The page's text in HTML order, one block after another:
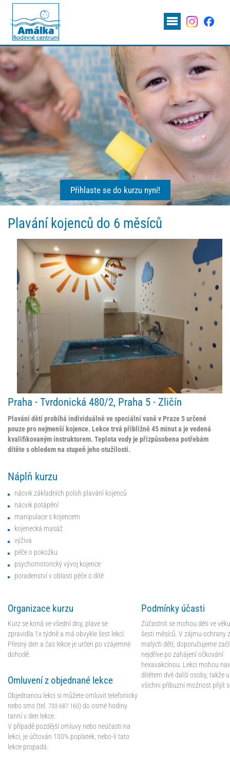
Přihlaste se do kurzu nyní!
Plavání kojenců do 6 měsíců
Praha - Tvrdonická 480/2, Praha 5 - Zličín
Plavání dětí probíhá individuálně ve speciální vaně v Praze 5 určené
pouze pro nejmenší kojence. Lekce trvá přibližně 45 minut a je vedená
kvalifikovaným instruktorem. Teplota vody je přizpůsobena potřebám
dítěte s ohledem na stupeň jeho otužilosti.
Náplň kurzu
nácvik základních poloh plavání kojenců
nácvik potápění
manipulace s kojencem
kojenecká masáž
výživa
péče o pokožku
psychomotorický vývoj kojence
poradenství v oblasti péče o dítě
Organizace kurzu
Kurz se koná ve všední dny, plave se
zpravidla 1x týdně a má obvykle šest lekcí.
Přesný den a čas lekce je určen po vzájemné
dohodě.
Omluvení z objednané lekce
Objednanou lekci si můžete omluvit telefonicky
nebo sms (tel. 733 687 160) do osmé hodiny
ranní v den lekce.
V případě pozdější omluvy nebo neúčasti na
lekci, je účtován 100% poplatek, nebo-li tato
lekce propadá.
Podmínky účasti
Zúčastnit se mohou děti ve
šesti měsíců. V zájmu ochrany
malých dětí, doporučujeme
nejdříve po zahájení očkování
hexavakcínou. Lekci mohou
dítětem dvě další osoby, takže
všichni příbuzní možnost přijít